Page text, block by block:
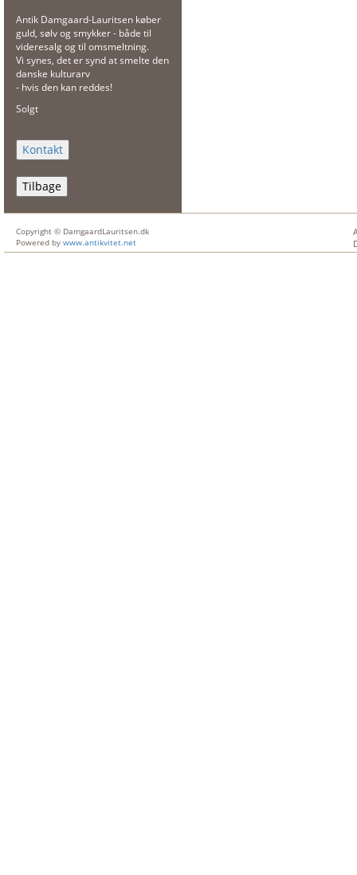
Antik Damgaard-Lauritsen køber
guld, sølv og smykker - både til
videresalg og til omsmeltning.
Vi synes, det er synd at smelte den
danske kulturarv
- hvis den kan reddes!
Solgt
Tilbage
Copyright © DamgaardLauritsen.dk
Powered by www.antikvitet.net